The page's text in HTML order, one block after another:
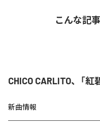
こんな記
CHICO CARLITO、「
新曲情報